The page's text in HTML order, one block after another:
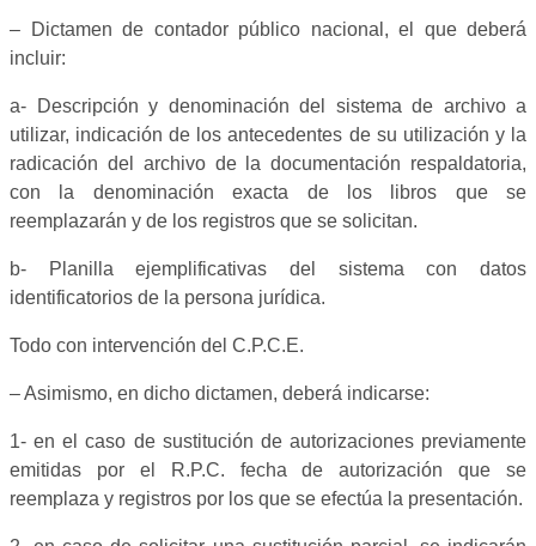
– Dictamen de contador público nacional, el que deberá
incluir:
a- Descripción y denominación del sistema de archivo a
utilizar, indicación de los antecedentes de su utilización y la
radicación del archivo de la documentación respaldatoria,
con la denominación exacta de los libros que se
reemplazarán y de los registros que se solicitan.
b- Planilla ejemplificativas del sistema con datos
identificatorios de la persona jurídica.
Todo con intervención del C.P.C.E.
– Asimismo, en dicho dictamen, deberá indicarse:
1- en el caso de sustitución de autorizaciones previamente
emitidas por el R.P.C. fecha de autorización que se
reemplaza y registros por los que se efectúa la presentación.